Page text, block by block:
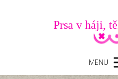
Prsa v háji,
MENU